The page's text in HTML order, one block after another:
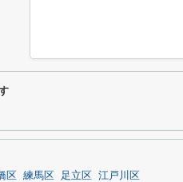
区 練馬区 足立区 江戸川区